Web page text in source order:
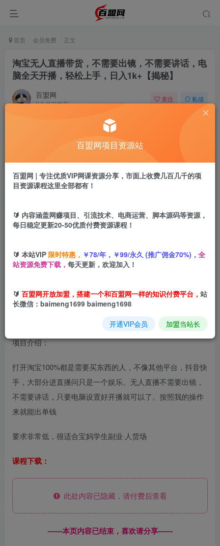
首页 会员免费 正文
淘宝无人直播带货，不需要出镜，不需要讲话，电
脑全天开播，轻松上手，日入1k+【揭秘】
百盟网
9个月前更新
关注 私信
盟币9.9
立即购买
淘宝无人直播带货，不需要出镜，不需要讲话，电脑全天开
项目介绍：
打开淘宝100%都是需要买东西的人，不像其他平台，抖音快
手，大部分进直播问只是一个娱乐。无人直播不需要出镜，
不需要讲话，只要电脑设置好开播就可以了。按照我的操作
来就能出单钱
要求非常低，很适合宝妈学生副业·人货场
课程下载：
此处内容已隐藏，请付费后查看
------本页内容已结束，喜欢请分享------
百盟网项目资源站
百盟网 | 专注优质VIP网课资源分享，市面上收费几百几千的项
目资源课程这里全部都有！
🔰 内容涵盖网赚项目、引流技术、电商运营、脚本源码等资源，
每日稳定更新20-50优质付费资源课程！
🔰 本站VIP 限时特惠， ￥78/年，￥99/永久 (推广佣金70%)， 全
站资源免费下载， 每天更新，欢迎加入！
🔰 百盟网开放加盟，搭建一个和百盟网一样的知识付费平台， 站
长微信：baimeng1699 baimeng1698
开通VIP会员 加盟当站长